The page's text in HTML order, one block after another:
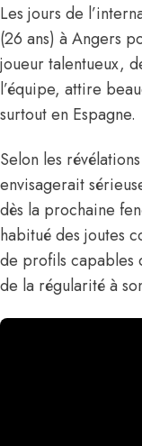
Les jours de
(26 ans) à Angers
joueur talentueux,
l’équipe, attire
surtout en Espagne.
Selon les
envisagerait
dès la prochaine
habitué des joutes
de profils capables
de la régularité à